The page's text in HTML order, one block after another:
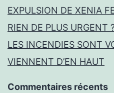
EXPULSION DE XENIA
RIEN DE PLUS URGENT
LES INCENDIES SONT
VIENNENT D’EN HAUT
Commentaires récents